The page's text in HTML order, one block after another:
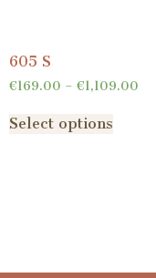
605 S
€169.00 – €1,109.00
Select options